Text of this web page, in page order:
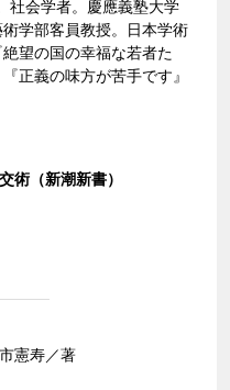
社会学者。慶應義塾大学
学部客員教授。日本学術
望の国の幸福な若者た
正義の味方が苦手です』
術（新潮新書）
憲寿／著